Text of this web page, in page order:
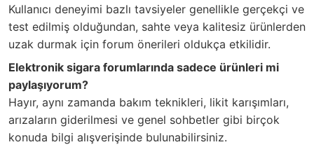
Kullanıcı deneyimi bazlı tavsiyeler genellikle gerçekçi ve
test edilmiş olduğundan, sahte veya kalitesiz ürünlerden
uzak durmak için forum önerileri oldukça etkilidir.
Elektronik sigara forumlarında sadece ürünleri mi
paylaşıyorum?
Hayır, aynı zamanda bakım teknikleri, likit karışımları,
arızaların giderilmesi ve genel sohbetler gibi birçok
konuda bilgi alışverişinde bulunabilirsiniz.